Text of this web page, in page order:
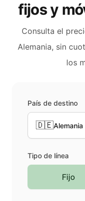
fijos y
Consulta el
Alemania, sin
los
País de destino
🇩🇪Alemania
Tipo de línea
Fijo